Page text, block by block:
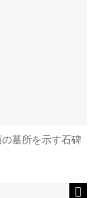
墓所を示す石碑